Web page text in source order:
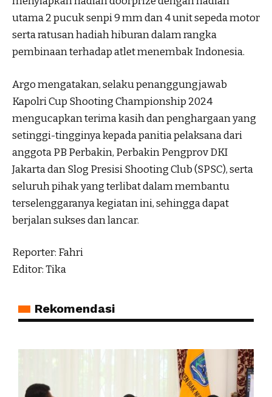
utama 2 pucuk senpi 9 mm dan 4 unit sepeda motor
serta ratusan hadiah hiburan dalam rangka
pembinaan terhadap atlet menembak Indonesia.
Argo mengatakan, selaku penanggungjawab
Kapolri Cup Shooting Championship 2024
mengucapkan terima kasih dan penghargaan yang
setinggi-tingginya kepada panitia pelaksana dari
anggota PB Perbakin, Perbakin Pengprov DKI
Jakarta dan Slog Presisi Shooting Club (SPSC), serta
seluruh pihak yang terlibat dalam membantu
terselenggaranya kegiatan ini, sehingga dapat
berjalan sukses dan lancar.
Reporter: Fahri
Editor: Tika
Rekomendasi